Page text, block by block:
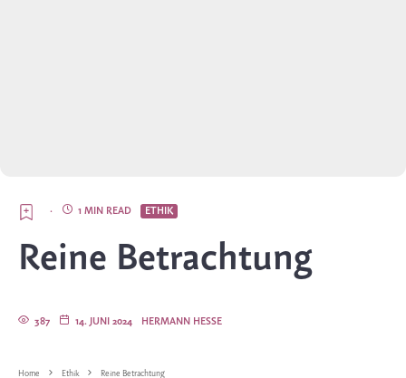
ETHIK
1 MIN READ
·
Reine Betrachtung
HERMANN HESSE
14. JUNI 2024
387
Home Ethik Reine Betrachtung